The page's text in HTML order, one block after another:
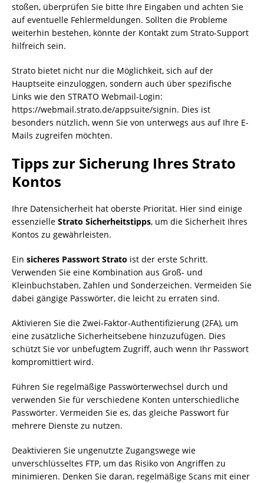
stoßen, überprüfen Sie bitte Ihre Eingaben und achten Sie
auf eventuelle Fehlermeldungen. Sollten die Probleme
weiterhin bestehen, könnte der Kontakt zum Strato-Support
hilfreich sein.
Strato bietet nicht nur die Möglichkeit, sich auf der
Hauptseite einzuloggen, sondern auch über spezifische
Links wie den STRATO Webmail-Login:
https://webmail.strato.de/appsuite/signin. Dies ist
besonders nützlich, wenn Sie von unterwegs aus auf Ihre E-
Mails zugreifen möchten.
Tipps zur Sicherung Ihres Strato
Kontos
Ihre Datensicherheit hat oberste Priorität. Hier sind einige
essenzielle Strato Sicherheitstipps, um die Sicherheit Ihres
Kontos zu gewährleisten.
Ein sicheres Passwort Strato ist der erste Schritt.
Verwenden Sie eine Kombination aus Groß- und
Kleinbuchstaben, Zahlen und Sonderzeichen. Vermeiden Sie
dabei gängige Passwörter, die leicht zu erraten sind.
Aktivieren Sie die Zwei-Faktor-Authentifizierung (2FA), um
eine zusätzliche Sicherheitsebene hinzuzufügen. Dies
schützt Sie vor unbefugtem Zugriff, auch wenn Ihr Passwort
kompromittiert wird.
Führen Sie regelmäßige Passwörterwechsel durch und
verwenden Sie für verschiedene Konten unterschiedliche
Passwörter. Vermeiden Sie es, das gleiche Passwort für
mehrere Dienste zu nutzen.
Deaktivieren Sie ungenutzte Zugangswege wie
unverschlüsseltes FTP, um das Risiko von Angriffen zu
minimieren. Denken Sie daran, regelmäßige Scans mit einer